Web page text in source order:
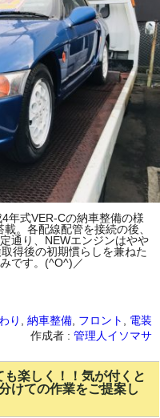
年式VER-Cの納車整備の様
。各配線配管を接続の後、
通り、NEWエンジンはやや
得後の初期慣らしを兼ねた
です。(^O^)／
り 納車整備 フロント
電装
作成者 : 管理人イソマサ
楽しく！！気が付くと
けての作業をご提案し